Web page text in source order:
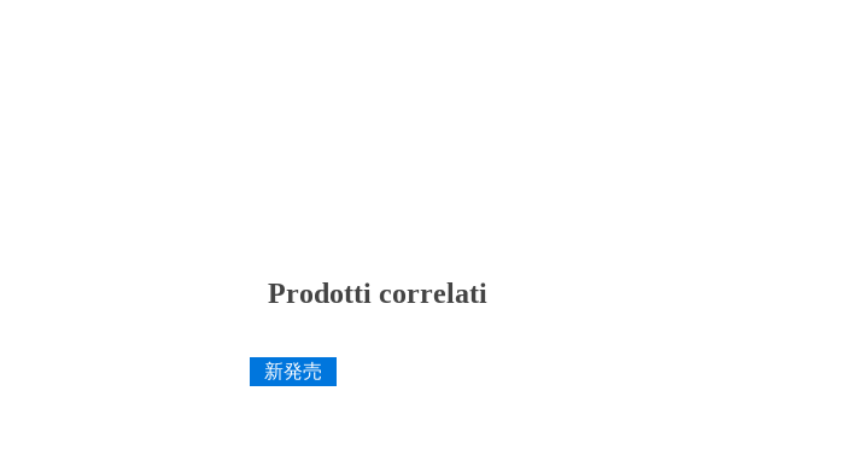
Prodotti correlati
新発売